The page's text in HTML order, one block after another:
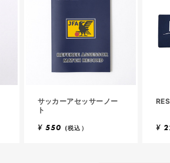
サッカーアセッサーノー
ト
¥ 550 (税込） ¥